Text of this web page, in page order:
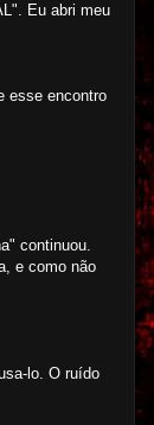
Eu abri meu
esse encontro
continuou.
e como não
lo. O ruído